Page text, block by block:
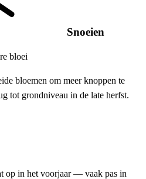
Snoeien
bloei
bloemen om meer knoppen te
tot grondniveau in de late herfst.
op in het voorjaar — vaak pas in